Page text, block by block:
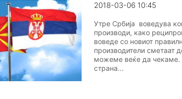
2018-03-06 10:45
Утре Србија воведува
производи, како
воведе со новиот
производители сметаат
можеме веќе да чекаме.
страна...